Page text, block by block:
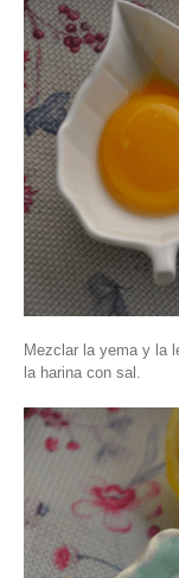
Mezclar la yema y la
la harina con sal.